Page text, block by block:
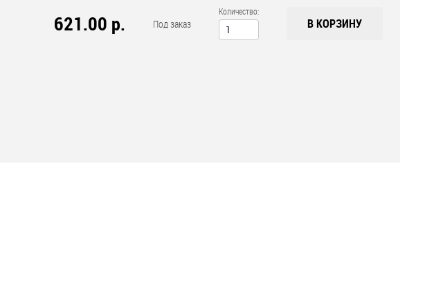
621.00 р. Под заказ
Количество:
В КОРЗИНУ